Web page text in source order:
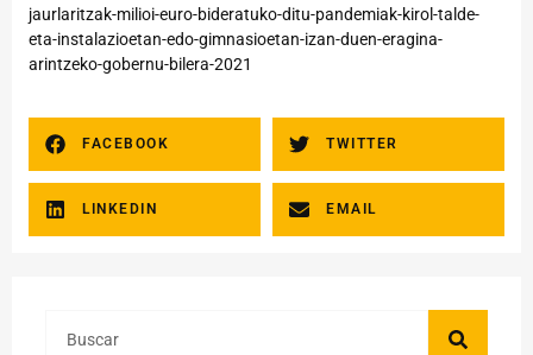
jaurlaritzak-milioi-euro-bideratuko-ditu-pandemiak-kirol-talde-
eta-instalazioetan-edo-gimnasioetan-izan-duen-eragina-
arintzeko-gobernu-bilera-2021
FACEBOOK TWITTER
LINKEDIN EMAIL